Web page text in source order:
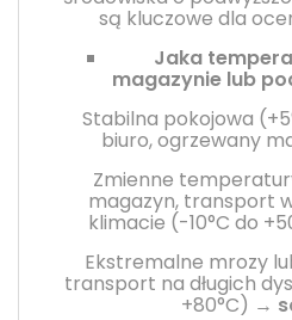
są kluczowe dla
Jaka
magazynie lub
Stabilna pokojowa
biuro, ogrzewany
Zmienne
magazyn, transport
klimacie (-10°C do
Ekstremalne mrozy
transport na długich
+80°C) →